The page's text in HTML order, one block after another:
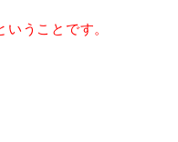
うことです。